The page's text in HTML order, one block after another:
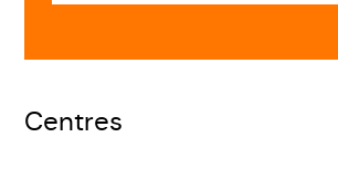
Centres